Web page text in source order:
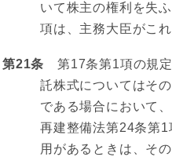
いて株主の権利を失
項は、主務大臣がこれ
第21条 第17条第1項の規
託株式についてはそ
である場合において
再建整備法第24条第
用があるときは、そ